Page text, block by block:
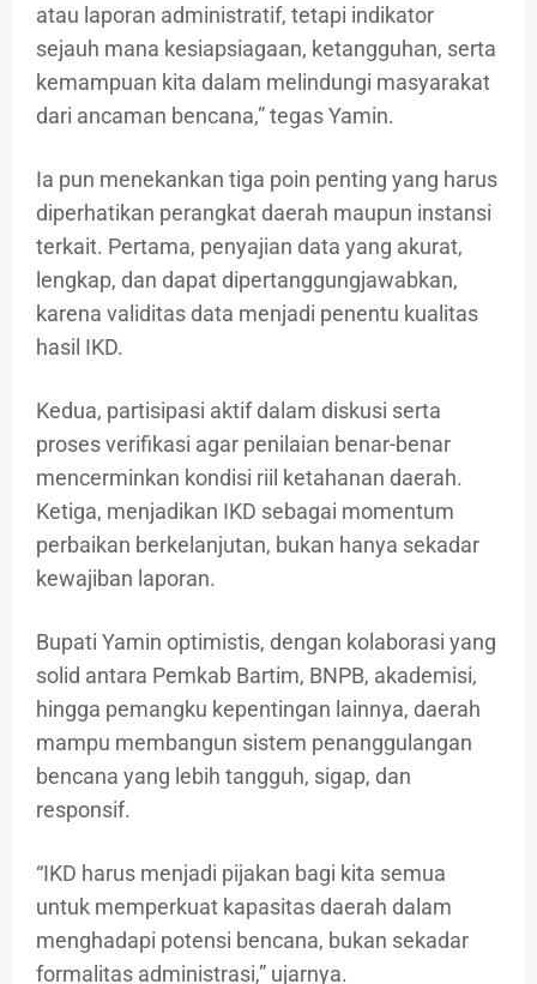
atau laporan administratif, tetapi indikator
sejauh mana kesiapsiagaan, ketangguhan, serta
kemampuan kita dalam melindungi masyarakat
dari ancaman bencana,” tegas Yamin.
Ia pun menekankan tiga poin penting yang harus
diperhatikan perangkat daerah maupun instansi
terkait. Pertama, penyajian data yang akurat,
lengkap, dan dapat dipertanggungjawabkan,
karena validitas data menjadi penentu kualitas
hasil IKD.
Kedua, partisipasi aktif dalam diskusi serta
proses verifikasi agar penilaian benar-benar
mencerminkan kondisi riil ketahanan daerah.
Ketiga, menjadikan IKD sebagai momentum
perbaikan berkelanjutan, bukan hanya sekadar
kewajiban laporan.
Bupati Yamin optimistis, dengan kolaborasi yang
solid antara Pemkab Bartim, BNPB, akademisi,
hingga pemangku kepentingan lainnya, daerah
mampu membangun sistem penanggulangan
bencana yang lebih tangguh, sigap, dan
responsif.
“IKD harus menjadi pijakan bagi kita semua
untuk memperkuat kapasitas daerah dalam
menghadapi potensi bencana, bukan sekadar
formalitas administrasi,” ujarnya.